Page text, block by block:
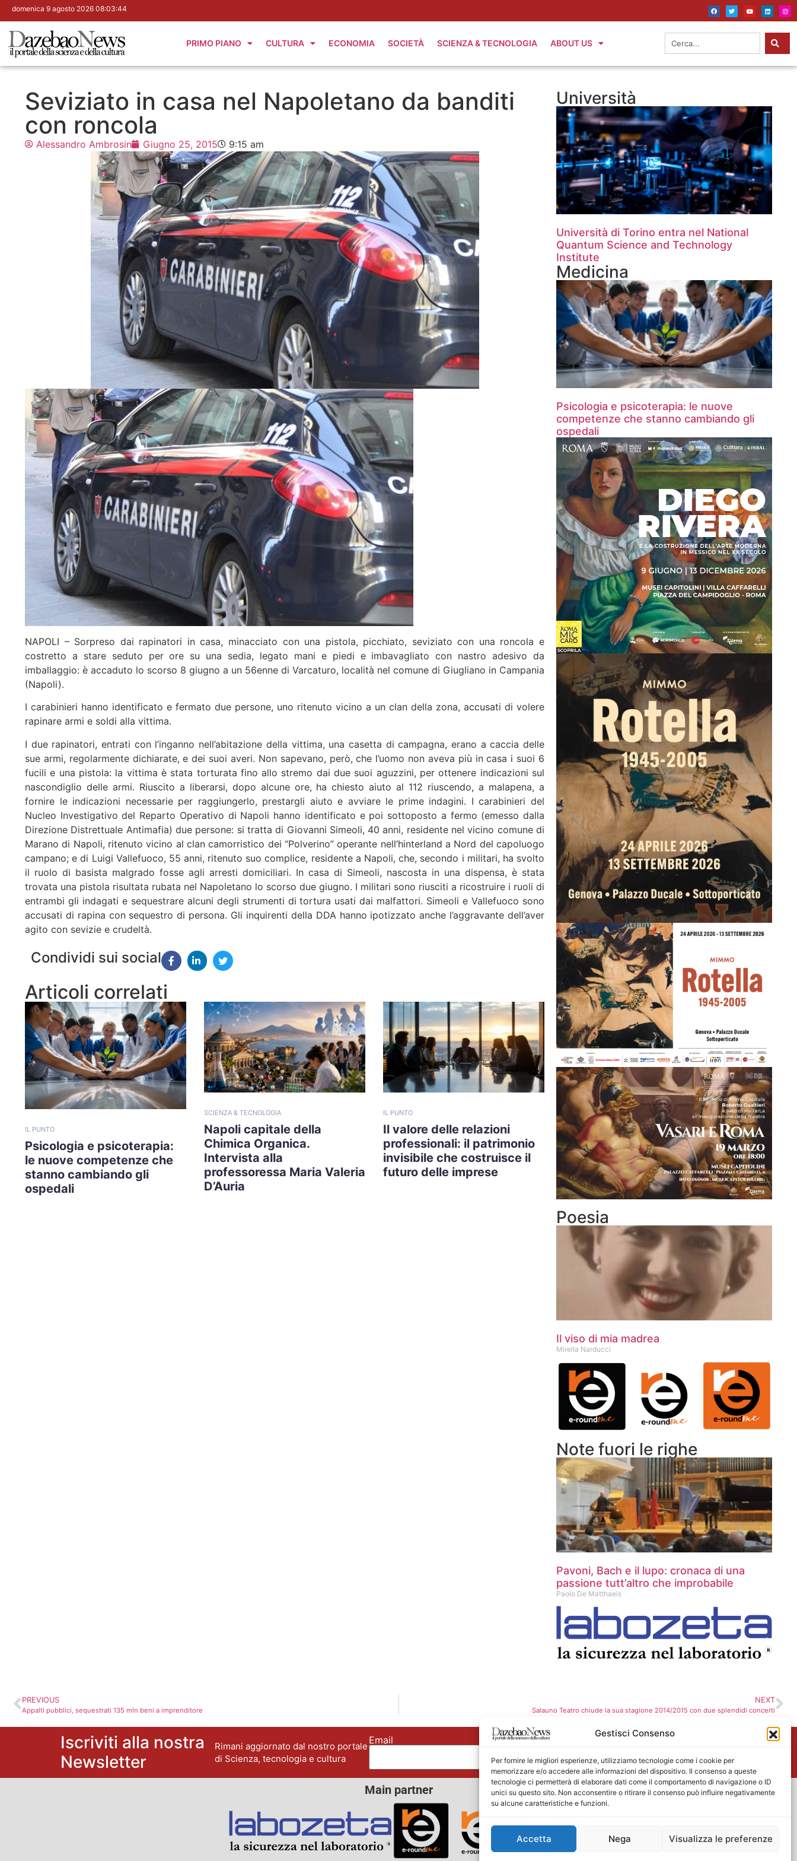
Gestisci Consenso
Per fornire le migliori esperienze, utilizziamo tecnologie come i cookie per
memorizzare e/o accedere alle informazioni del dispositivo. Il consenso a queste
tecnologie ci permetterà di elaborare dati come il comportamento di navigazione o ID
unici su questo sito. Non acconsentire o ritirare il consenso può influire negativamente
su alcune caratteristiche e funzioni.
Accetta Nega Visualizza le preferenze
domenica 9 agosto 2026 08:03:46
PRIMO PIANO CULTURA ECONOMIA SOCIETÀ SCIENZA & TECNOLOGIA ABOUT US
Seviziato in casa nel Napoletano da banditi
con roncola
Alessandro Ambrosin Giugno 25, 2015 9:15 am
NAPOLI – Sorpreso dai rapinatori in casa, minacciato con una pistola, picchiato, seviziato con una roncola e
costretto a stare seduto per ore su una sedia, legato mani e piedi e imbavagliato con nastro adesivo da
imballaggio: è accaduto lo scorso 8 giugno a un 56enne di Varcaturo, località nel comune di Giugliano in Campania
(Napoli).
I carabinieri hanno identificato e fermato due persone, uno ritenuto vicino a un clan della zona, accusati di volere
rapinare armi e soldi alla vittima.
I due rapinatori, entrati con l’inganno nell’abitazione della vittima, una casetta di campagna, erano a caccia delle
sue armi, regolarmente dichiarate, e dei suoi averi. Non sapevano, però, che l’uomo non aveva più in casa i suoi 6
fucili e una pistola: la vittima è stata torturata fino allo stremo dai due suoi aguzzini, per ottenere indicazioni sul
nascondiglio delle armi. Riuscito a liberarsi, dopo alcune ore, ha chiesto aiuto al 112 riuscendo, a malapena, a
fornire le indicazioni necessarie per raggiungerlo, prestargli aiuto e avviare le prime indagini. I carabinieri del
Nucleo Investigativo del Reparto Operativo di Napoli hanno identificato e poi sottoposto a fermo (emesso dalla
Direzione Distrettuale Antimafia) due persone: si tratta di Giovanni Simeoli, 40 anni, residente nel vicino comune di
Marano di Napoli, ritenuto vicino al clan camorristico dei “Polverino” operante nell’hinterland a Nord del capoluogo
campano; e di Luigi Vallefuoco, 55 anni, ritenuto suo complice, residente a Napoli, che, secondo i militari, ha svolto
il ruolo di basista malgrado fosse agli arresti domiciliari. In casa di Simeoli, nascosta in una dispensa, è stata
trovata una pistola risultata rubata nel Napoletano lo scorso due giugno. I militari sono riusciti a ricostruire i ruoli di
entrambi gli indagati e sequestrare alcuni degli strumenti di tortura usati dai malfattori. Simeoli e Vallefuoco sono
accusati di rapina con sequestro di persona. Gli inquirenti della DDA hanno ipotizzato anche l’aggravante dell’aver
agito con sevizie e crudeltà.
Condividi sui social
Articoli correlati
IL PUNTO
Psicologia e psicoterapia:
le nuove competenze che
stanno cambiando gli
ospedali
SCIENZA & TECNOLOGIA
Napoli capitale della
Chimica Organica.
Intervista alla
professoressa Maria Valeria
D’Auria
IL PUNTO
Il valore delle relazioni
professionali: il patrimonio
invisibile che costruisce il
futuro delle imprese
Università
Università di Torino entra nel National
Quantum Science and Technology
Institute
Medicina
Psicologia e psicoterapia: le nuove
competenze che stanno cambiando gli
ospedali
Poesia
Il viso di mia madrea
Mirella Narducci
Note fuori le righe
Pavoni, Bach e il lupo: cronaca di una
passione tutt’altro che improbabile
Paolo De Matthaeis
PREVIOUS
Appalti pubblici, sequestrati 135 mln beni a imprenditore
NEXT
Salauno Teatro chiude la sua stagione 2014/2015 con due splendidi concerti
Iscriviti alla nostra
Newsletter
Rimani aggiornato dal nostro portale
di Scienza, tecnologia e cultura
Email Nome
Main partner